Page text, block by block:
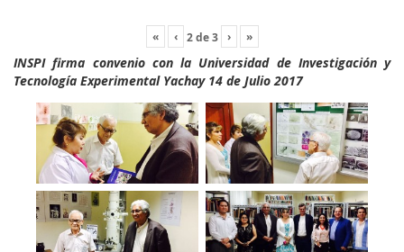
« ‹ 2de3 › »
INSPI firma convenio con la Universidad de Investigación y
Tecnología Experimental Yachay 14 de Julio 2017